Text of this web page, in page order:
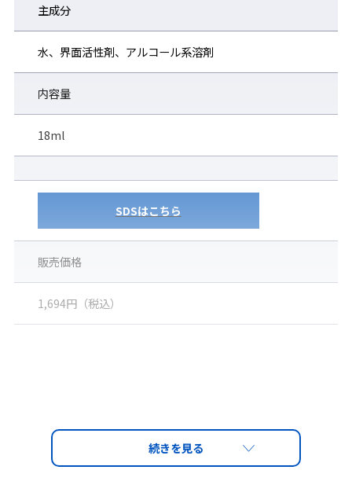
洗剤成分配合の為、皮脂汚れの除去など、レンズクリーナーとし
ても使用できます。
●ポケットサイズで持ち歩きも便利なサイズ
※1)当社製品ペトロイドレンズで検証しています。ご使
用環境などで効果は変動します。
※2)当社コーティングレンズで試験しています。他社製品
に使用する場合は、使用に問題のない部分で試してから
ご使用ください。
※3)1か月、20日間の使用を想定しています。
使用方法
主成分
水、界面活性剤、アルコール系溶剤
内容量
18ml
SDSはこちら
販売価格
1,694円（税込）